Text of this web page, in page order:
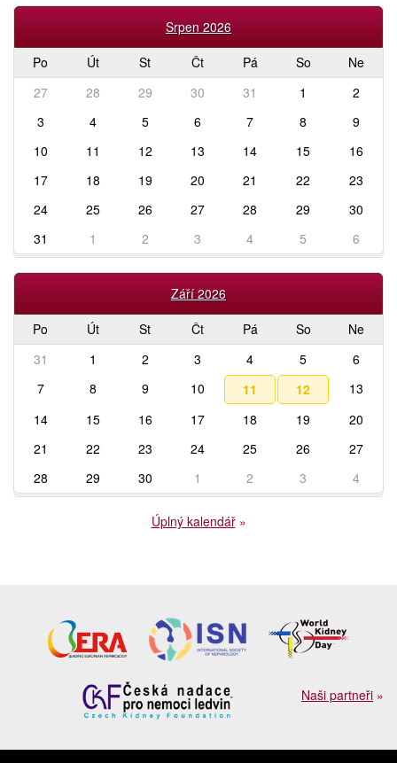
Srpen 2026
Po
Út St Čt Pá So
Ne
27
28 29 30 31 1
2
3
4 5 6 7 8
9
10
11 12 13 14 15
16
17
18 19 20 21 22
23
24
25 26 27 28 29
30
31
1 2 3 4 5 6
Září 2026
Po
Út St Čt Pá So
Ne
31
1 2 3 4 5
6
7
8 9 10 11 12
13
14
15 16 17 18 19
20
21
22 23 24 25 26
27
28
29 30 1 2 3 4
Úplný kalendář»
Naši partneři »